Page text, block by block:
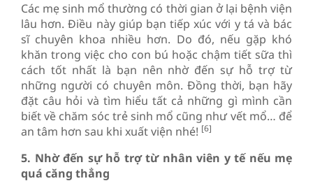
Các mẹ sinh mổ thường có thời gian ở lại bệnh viện
lâu hơn. Điều này giúp bạn tiếp xúc với y tá và bác
sĩ chuyên khoa nhiều hơn. Do đó, nếu gặp khó
khăn trong việc cho con bú hoặc chậm tiết sữa thì
cách tốt nhất là bạn nên nhờ đến sự hỗ trợ từ
những người có chuyên môn. Đồng thời, bạn hãy
đặt câu hỏi và tìm hiểu tất cả những gì mình cần
biết về chăm sóc trẻ sinh mổ cũng như vết mổ… để
an tâm hơn sau khi xuất viện nhé! [6]
5. Nhờ đến sự hỗ trợ từ nhân viên y tế nếu mẹ
quá căng thẳng